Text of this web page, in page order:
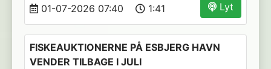
Lyt
01-07-2026 07:40 1:41
FISKEAUKTIONERNE PÅ ESBJERG HAVN
VENDER TILBAGE I JULI